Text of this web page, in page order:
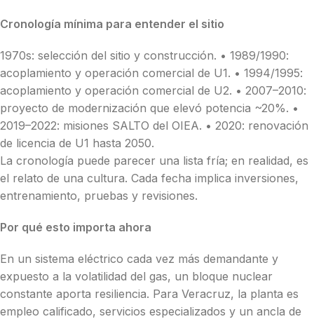
Cronología mínima para entender el sitio
1970s: selección del sitio y construcción. • 1989/1990:
acoplamiento y operación comercial de U1. • 1994/1995:
acoplamiento y operación comercial de U2. • 2007–2010:
proyecto de modernización que elevó potencia ~20%. •
2019–2022: misiones SALTO del OIEA. • 2020: renovación
de licencia de U1 hasta 2050.
La cronología puede parecer una lista fría; en realidad, es
el relato de una cultura. Cada fecha implica inversiones,
entrenamiento, pruebas y revisiones.
Por qué esto importa ahora
En un sistema eléctrico cada vez más demandante y
expuesto a la volatilidad del gas, un bloque nuclear
constante aporta resiliencia. Para Veracruz, la planta es
empleo calificado, servicios especializados y un ancla de